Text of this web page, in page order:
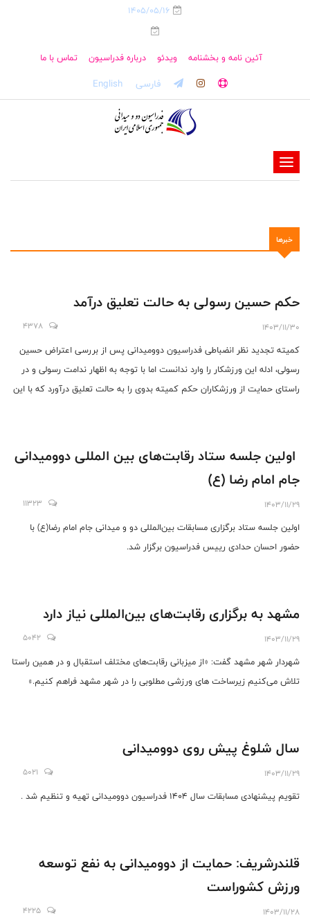
1405/05/16
آئین نامه و بخشنامه ویدئو درباره فدراسیون تماس با ما
فارسی English
-
-
-
-
-
خبرها
حکم حسین رسولی به حالت تعلیق درآمد
1403/11/30
4378
کمیته تجدید نظر انضباطی فدراسیون دوومیدانی پس از بررسی اعتراض حسین
رسولی، ادله این ورزشکار را وارد ندانست اما با توجه به اظهار ندامت رسولی و در
راستای حمایت از ورزشکاران حکم کمیته بدوی را به حالت تعلیق درآورد که با این
اولین جلسه ستاد رقابت‌های بین المللی دوومیدانی
جام امام رضا (ع)
1403/11/29
11323
اولین جلسه ستاد برگزاری مسابقات بین‌المللی دو و میدانی جام امام رضا(ع) با
حضور احسان حدادی رییس فدراسیون برگزار شد.
مشهد به برگزاری رقابت‌های بین‌المللی نیاز دارد
1403/11/29
5042
شهردار شهر مشهد گفت: «از میزبانی رقابت‌های مختلف استقبال و در همین راستا
تلاش می‌کنیم زیرساخت های ورزشی مطلوبی را در شهر مشهد فراهم کنیم.»
سال شلوغ پیش روی دوومیدانی
1403/11/29
5021
تقویم پیشنهادی مسابقات سال 1404 فدراسیون دوومیدانی تهیه و تنظیم شد .
قلندرشریف: حمایت از دوومیدانی به نفع توسعه
ورزش کشوراست
1403/11/28
4225